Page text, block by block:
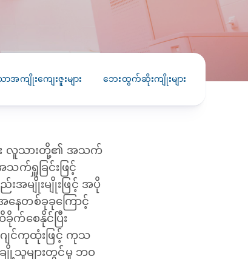
Melioidosis (မယ်လီယွိုက်ဒိုး
လီယွိုက်ဒိုးဆစ် ပြင်းထန်
CLL HEALTH unveils
Shin Saw Pu Clinic in
Yangon, advancing
services
HEALTH is delighted to
announce the...
အကျိုးကျေးဇူးများ ဘေးထွက်ဆိုးကျိုးများ
း လူသားတို့၏ အသက်
ရှူခြင်းဖြင့်
မျိုးမျိုးဖြင့် အပို
အနေတစ်ခုခုကြောင့်
က်စေနိုင်ပြီး
ျင်ကုထုံးဖြင့် ကုသ
သူများတွင်မူ ဘဝ